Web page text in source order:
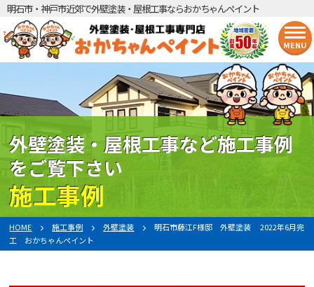
明石市・神戸市近郊で外壁塗装・屋根工事ならおかちゃんペイント
MENU
外壁塗装・屋根工事など施工事例
をご覧下さい
施工事例
HOME 施工事例 外壁塗装
明石市藤江F様邸 外壁塗装 2022年6月完
工 おかちゃんペイント